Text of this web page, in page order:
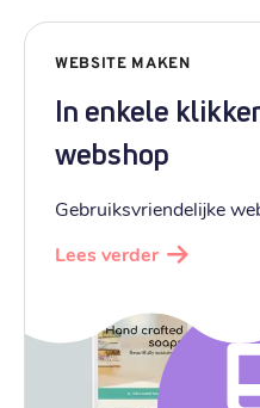
WEBSITE MAKEN
In enkele
webshop
Gebruiksvriendelijke
Lees verder